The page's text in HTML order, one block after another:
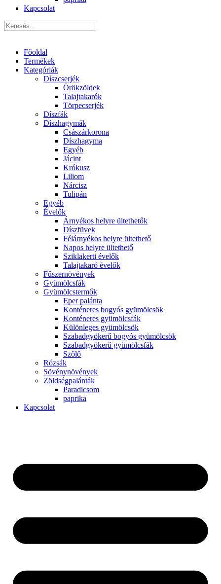
Kapcsolat
Főoldal
Termékek
Kategóriák
Díszcserjék
Örökzöldek
Talajtakarók
Törpecserjék
Díszfák
Díszhagymák
Császárkorona
Díszhagyma
Egyéb
Jácint
Krókusz
Liliom
Nárcisz
Tulipán
Egyéb
Évelők
Árnyékos helyre ültethetők
Díszfüvek
Félárnyékos helyre ültethető
Napos helyre ültethető
Sziklakerti évelők
Talajtakaró évelők
Fűszernövények
Gyümölcsfák
Gyümölcstermők
Eper palánta
Konténeres bogyós gyümölcsök
Konténeres gyümölcsfák
Különleges gyümölcsök
Szabadgyökerű bogyós gyümölcsök
Szabadgyökerű gyümölcsfák
Szőlő
Rózsák
Sövénynövények
Zöldségpalánták
Paradicsom
paprika
Kapcsolat